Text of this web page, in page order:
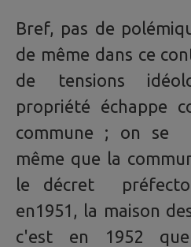
Bref, pas de
de même dans ce
de tensions
propriété échappe
commune ; on se
même que la
le décret
en1951, la maison
c'est en 1952